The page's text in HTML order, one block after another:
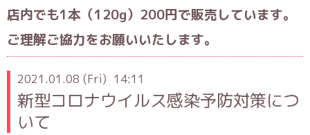
店内でも1本（120g） 200円で販売しています。
ご理解ご協力をお願いいたします。
2021.01.08 (Fri) 14:11
新型コロナウイルス感染予防対策につ
いて